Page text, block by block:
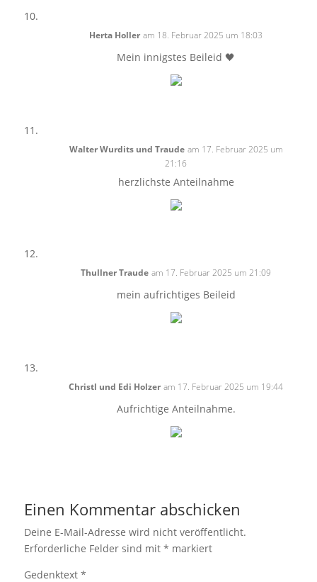
Herta Holler am 18. Februar 2025 um 18:03
Mein innigstes Beileid 🖤
Walter Wurdits und Traude am 17. Februar 2025 um
21:16
herzlichste Anteilnahme
Thullner Traude am 17. Februar 2025 um 21:09
mein aufrichtiges Beileid
Christl und Edi Holzer am 17. Februar 2025 um 19:44
Aufrichtige Anteilnahme.
Einen Kommentar abschicken
Deine E-Mail-Adresse wird nicht veröffentlicht.
Erforderliche Felder sind mit * markiert
Gedenktext *